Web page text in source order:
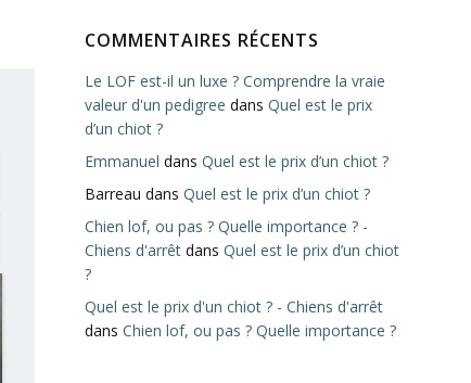
COMMENTAIRES RÉCENTS
Le LOF est-il un luxe ? Comprendre la vraie
valeur d'un pedigree dans Quel est le prix
d’un chiot ?
Emmanuel dans Quel est le prix d’un chiot ?
Barreau dans Quel est le prix d’un chiot ?
Chien lof, ou pas ? Quelle importance ? -
Chiens d'arrêt dans Quel est le prix d’un chiot
?
Quel est le prix d'un chiot ? - Chiens d'arrêt
dans Chien lof, ou pas ? Quelle importance ?